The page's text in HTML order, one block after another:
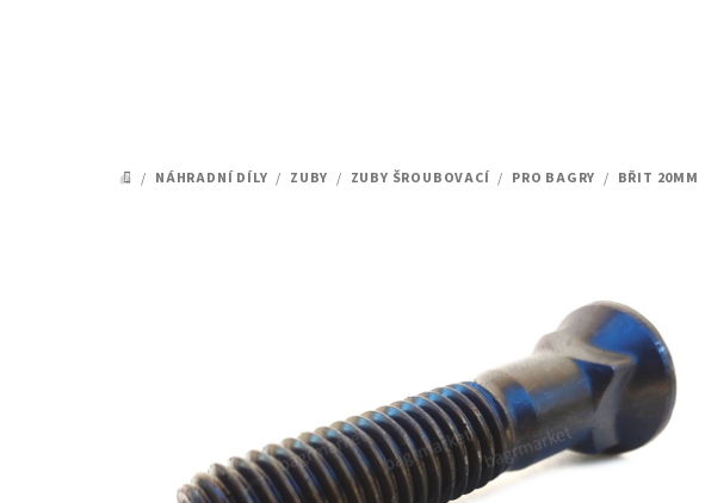
DOMŮ
/ NÁHRADNÍ DÍLY / ZUBY / ZUBY ŠROUBOVACÍ / PRO BAGRY / BŘIT 20MM